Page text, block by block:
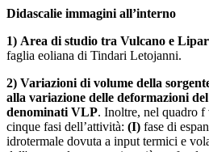
Didascalie immagini all’interno
1) Area di studio tra Vulcano e
faglia eoliana di Tindari Letojanni.
2) Variazioni di volume della
alla variazione delle deformazioni
denominati VLP. Inoltre, nel quadro f
cinque fasi dell’attività: (I) fase di
idrotermale dovuta a input termici e